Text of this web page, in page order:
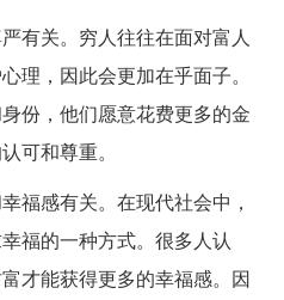
有关。穷人往往在面对富人
理，因此会更加在乎面子。
份，他们愿意花费更多的金
可和尊重。
福感有关。在现代社会中，
福的一种方式。很多人认
才能获得更多的幸福感。因